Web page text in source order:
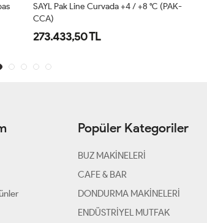
SAYL Pak Line Curvada +4 / +8 °C (PAK-
CCA)
273.433,50 TL
Popüler Kategoriler
BUZ MAKİNELERİ
CAFE & BAR
DONDURMA MAKİNELERİ
ENDÜSTRİYEL MUTFAK